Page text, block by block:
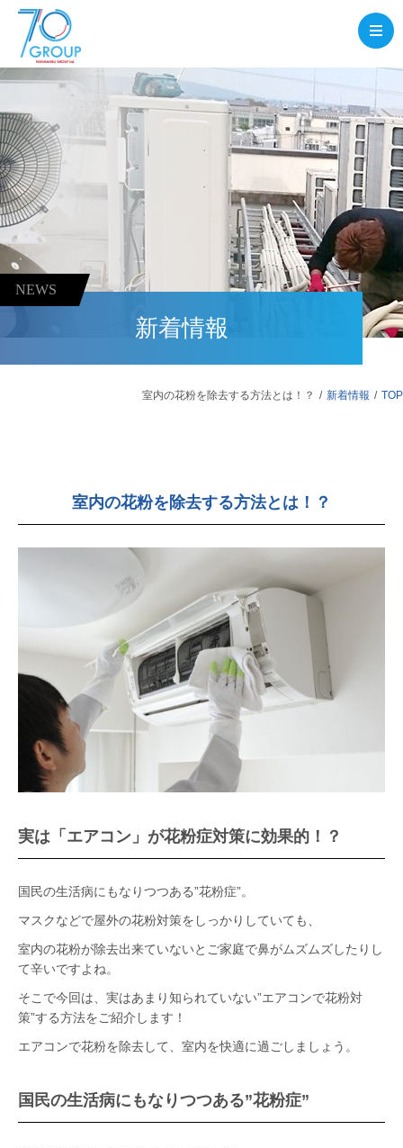
新着情報
NEWS
TOP
新着情報
室内の花粉を除去する方法とは！？
室内の花粉を除去する方法とは！？
実は「エアコン」が花粉症対策に効果的！？
国民の生活病にもなりつつある”花粉症”。
マスクなどで屋外の花粉対策をしっかりしていても、
室内の花粉が除去出来ていないとご家庭で鼻がムズムズしたりし
て辛いですよね。
そこで今回は、実はあまり知られていない”エアコンで花粉対
策”する方法をご紹介します！
エアコンで花粉を除去して、室内を快適に過ごしましょう。
国民の生活病にもなりつつある”花粉症”